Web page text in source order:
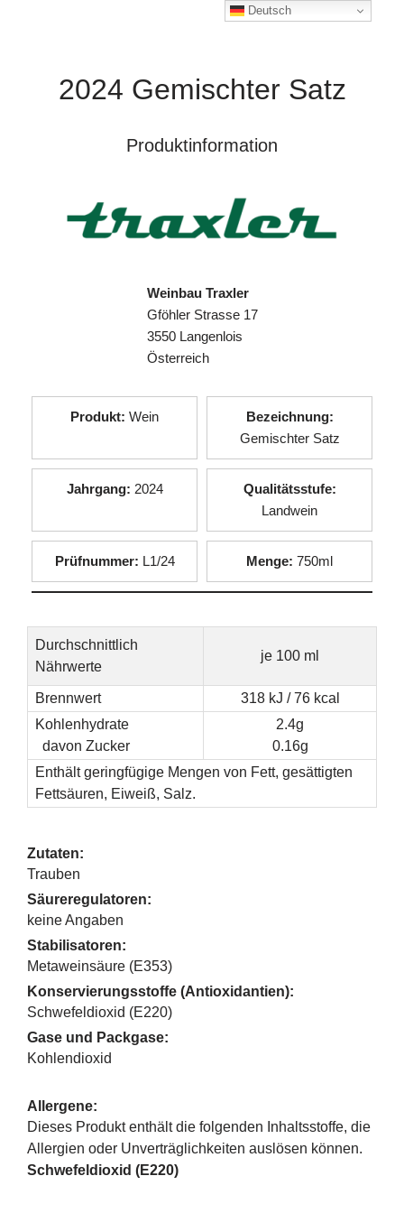
2024 Gemischter Satz
Produktinformation
Weinbau Traxler
Gföhler Strasse 17
3550 Langenlois
Österreich
Produkt: Wein
Bezeichnung:
Gemischter Satz
Jahrgang: 2024
Qualitätsstufe:
Landwein
Prüfnummer: L1/24 Menge: 750ml
Durchschnittlich
Nährwerte
je 100 ml
Brennwert
318 kJ / 76 kcal
Kohlenhydrate
davon Zucker
2.4g
0.16g
Enthält geringfügige Mengen von Fett, gesättigten
Fettsäuren, Eiweiß, Salz.
Zutaten:
Trauben
Säureregulatoren:
keine Angaben
Stabilisatoren:
Metaweinsäure (E353)
Konservierungsstoffe (Antioxidantien):
Schwefeldioxid (E220)
Gase und Packgase:
Kohlendioxid
Allergene:
Dieses Produkt enthält die folgenden Inhaltsstoffe, die
Allergien oder Unverträglichkeiten auslösen können.
Schwefeldioxid (E220)
Deutsch